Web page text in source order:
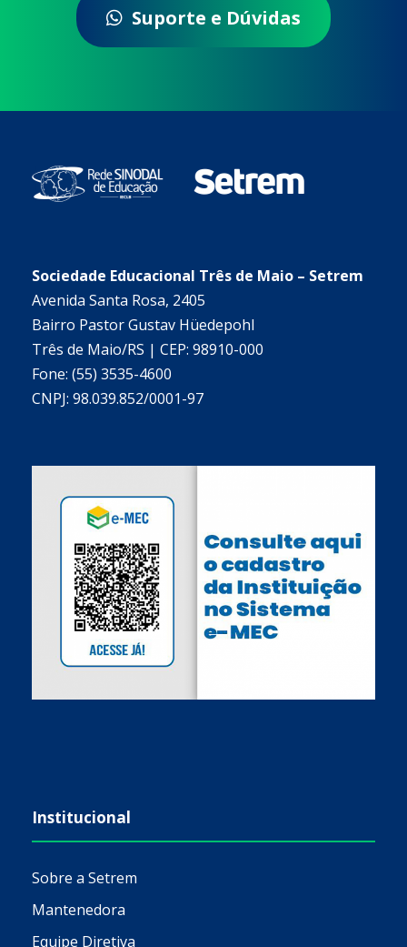
Suporte e Dúvidas
Sociedade Educacional Três de Maio – Setrem
Avenida Santa Rosa, 2405
Bairro Pastor Gustav Hüedepohl
Três de Maio/RS | CEP: 98910-000
Fone: (55) 3535-4600
CNPJ: 98.039.852/0001-97
Institucional
Sobre a Setrem
Mantenedora
Equipe Diretiva